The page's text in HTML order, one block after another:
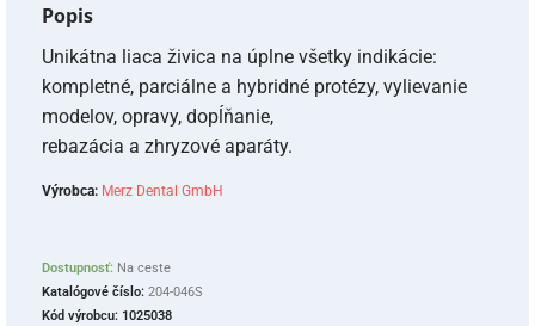
Popis
Unikátna liaca živica na úplne všetky indikácie:
kompletné, parciálne a hybridné protézy, vylievanie
modelov, opravy, dopĺňanie,
rebazácia a zhryzové aparáty.
Výrobca: Merz Dental GmbH
Dostupnosť: Na ceste
Katalógové číslo: 204-046S
Kód výrobcu: 1025038